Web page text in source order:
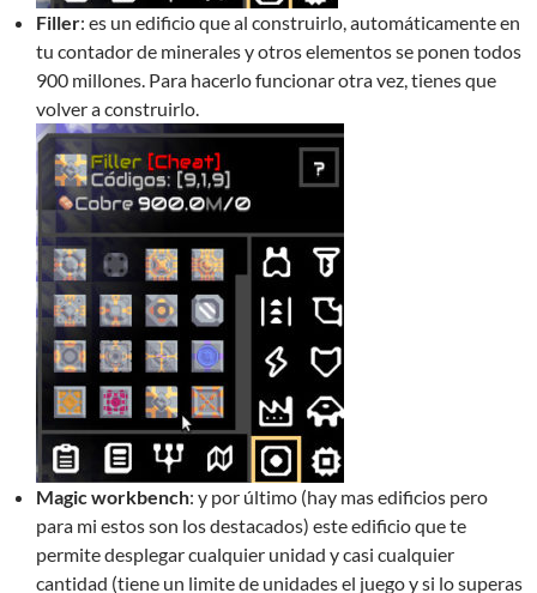
Filler: es un edificio que al construirlo, automáticamente en
tu contador de minerales y otros elementos se ponen todos
900 millones. Para hacerlo funcionar otra vez, tienes que
volver a construirlo.
Magic workbench: y por último (hay mas edificios pero
para mi estos son los destacados) este edificio que te
permite desplegar cualquier unidad y casi cualquier
cantidad (tiene un limite de unidades el juego y si lo superas